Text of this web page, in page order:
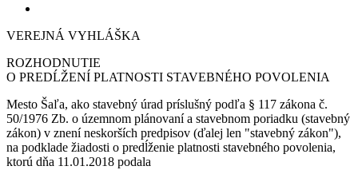
VEREJNÁ VYHLÁŠKA
ROZHODNUTIE
O PREDĹŽENÍ PLATNOSTI STAVEBNÉHO POVOLENIA
Mesto Šaľa, ako stavebný úrad príslušný podľa § 117 zákona č.
50/1976 Zb. o územnom plánovaní a stavebnom poriadku (stavebný
zákon) v znení neskorších predpisov (ďalej len "stavebný zákon"),
na podklade žiadosti o predĺženie platnosti stavebného povolenia,
ktorú dňa 11.01.2018 podala